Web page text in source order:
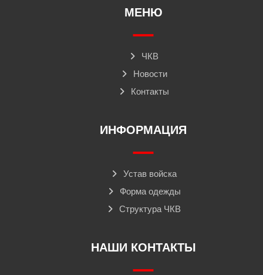
МЕНЮ
ЧКВ
Новости
Контакты
ИНФОРМАЦИЯ
Устав войска
Форма одежды
Структура ЧКВ
НАШИ КОНТАКТЫ